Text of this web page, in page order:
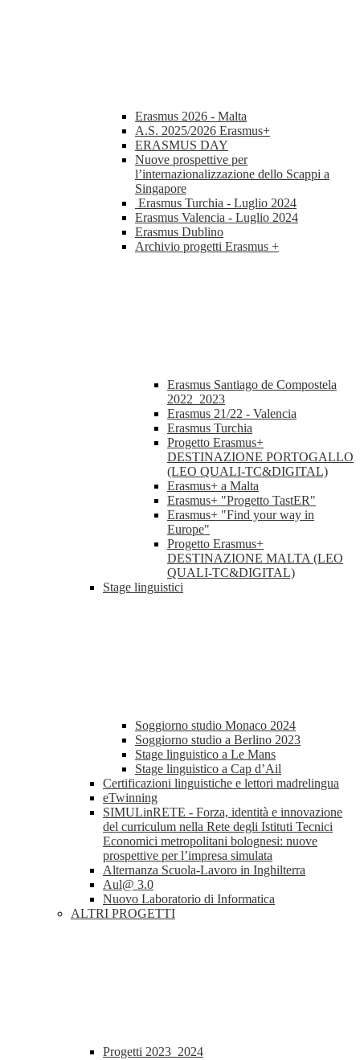
Erasmus 2026 - Malta
A.S. 2025/2026 Erasmus+
ERASMUS DAY
Nuove prospettive per
l’internazionalizzazione dello Scappi a
Singapore
Erasmus Turchia - Luglio 2024
Erasmus Valencia - Luglio 2024
Erasmus Dublino
Archivio progetti Erasmus +
Erasmus Santiago de Compostela
2022_2023
Erasmus 21/22 - Valencia
Erasmus Turchia
Progetto Erasmus+
DESTINAZIONE PORTOGALLO
(LEO QUALI-TC&DIGITAL)
Erasmus+ a Malta
Erasmus+ "Progetto TastER"
Erasmus+ "Find your way in
Europe"
Progetto Erasmus+
DESTINAZIONE MALTA (LEO
QUALI-TC&DIGITAL)
Stage linguistici
Soggiorno studio Monaco 2024
Soggiorno studio a Berlino 2023
Stage linguistico a Le Mans
Stage linguistico a Cap d’Ail
Certificazioni linguistiche e lettori madrelingua
eTwinning
SIMULinRETE - Forza, identità e innovazione
del curriculum nella Rete degli Istituti Tecnici
Economici metropolitani bolognesi: nuove
prospettive per l’impresa simulata
Alternanza Scuola-Lavoro in Inghilterra
Aul@ 3.0
Nuovo Laboratorio di Informatica
ALTRI PROGETTI
Progetti 2023_2024